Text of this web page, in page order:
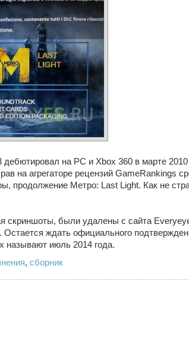
дебютировал на PC и Xbox 360 в марте 2010
на агрегаторе рецензий GameRankings
продолжение Метро: Last Light. Как не
скриншоты, были удалены с сайта
Остается ждать официального
называют июль 2014 года.
, сборник